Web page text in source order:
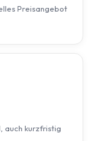
Preisangebot
auch kurzfristig